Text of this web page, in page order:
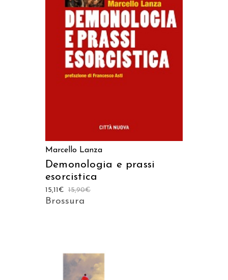
AGGIUNGI AL CARRELLO
Marcello Lanza
Demonologia e prassi
esorcistica
15,90€
15,11 €
Brossura